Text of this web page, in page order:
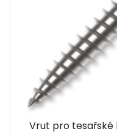
Vrut pro tesařské